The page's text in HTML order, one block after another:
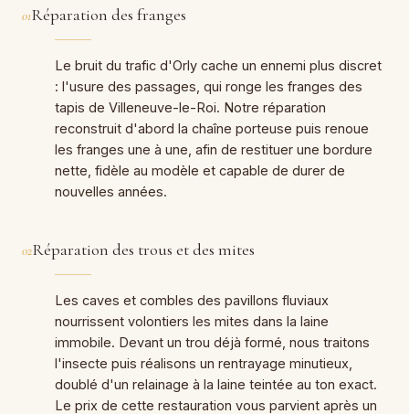
01Réparation des franges
Le bruit du trafic d'Orly cache un ennemi plus discret
: l'usure des passages, qui ronge les franges des
tapis de Villeneuve-le-Roi. Notre réparation
reconstruit d'abord la chaîne porteuse puis renoue
les franges une à une, afin de restituer une bordure
nette, fidèle au modèle et capable de durer de
nouvelles années.
02Réparation des trous et des mites
Les caves et combles des pavillons fluviaux
nourrissent volontiers les mites dans la laine
immobile. Devant un trou déjà formé, nous traitons
l'insecte puis réalisons un rentrayage minutieux,
doublé d'un relainage à la laine teintée au ton exact.
Le prix de cette restauration vous parvient après un